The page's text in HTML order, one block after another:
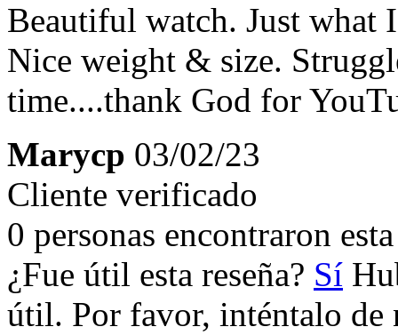
Beautiful watch. Just what
Nice weight & size.
time....thank God for
Marycp 03/02/23
Cliente verificado
0 personas encontraron
¿Fue útil esta reseña? Sí
útil. Por favor, inténtalo de